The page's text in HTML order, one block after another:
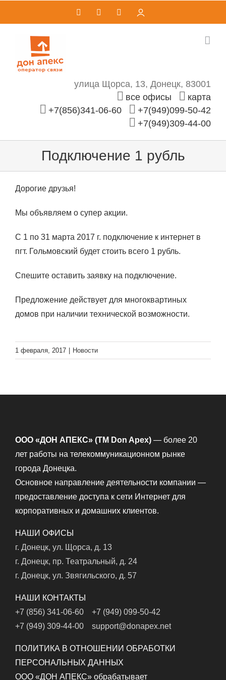
TelegramEmailЛичный
улица Щорса, 13, Донецк, 83001
все офисы
карта
+7(856)341-06-60
+7(949)099-50-42
+7(949)309-44-00
Подключение 1 рубль
Дорогие друзья!
Мы объявляем о супер акции.
С 1 по 31 марта 2017 г. подключение к интернет в
пгт. Гольмовский будет стоить всего 1 рубль.
Спешите оставить заявку на подключение.
Предложение действует для многоквартиных
домов при наличии технической возможности.
1 февраля, 2017 Новости
ООО «ДОН АПЕКС» (TM Don Apex) — более 20
лет работы на телекоммуникационном рынке
города Донецка.
Основное направление деятельности компании —
предоставление доступа к сети Интернет для
корпоративных и домашних клиентов.
НАШИ ОФИСЫ
г. Донецк, ул. Щорса, д. 13
г. Донецк, пр. Театральный, д. 24
г. Донецк, ул. Звягильского, д. 57
НАШИ КОНТАКТЫ
+7 (856) 341-06-60
+7 (949) 099-50-42
+7 (949) 309-44-00
support@donapex.net
ПОЛИТИКА В ОТНОШЕНИИ ОБРАБОТКИ
ПЕРСОНАЛЬНЫХ ДАННЫХ
ООО «ДОН АПЕКС» обрабатывает